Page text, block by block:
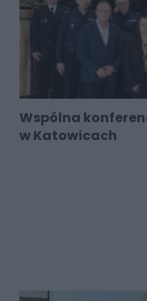
Wspólna
w Katowicach